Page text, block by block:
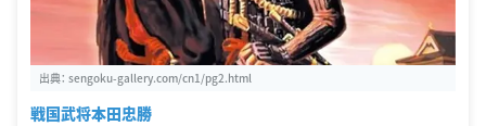
出典： sengoku-gallery.com/cn1/pg2.html
戦国武将本田忠勝